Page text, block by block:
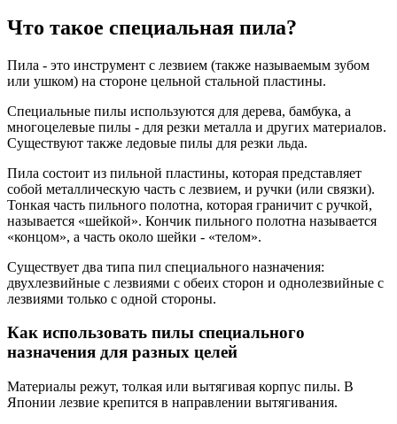
Что такое специальная пила?
Пила - это инструмент с лезвием (также называемым зубом
или ушком) на стороне цельной стальной пластины.
Специальные пилы используются для дерева, бамбука, а
многоцелевые пилы - для резки металла и других материалов.
Существуют также ледовые пилы для резки льда.
Пила состоит из пильной пластины, которая представляет
собой металлическую часть с лезвием, и ручки (или связки).
Тонкая часть пильного полотна, которая граничит с ручкой,
называется «шейкой». Кончик пильного полотна называется
«концом», а часть около шейки - «телом».
Существует два типа пил специального назначения:
двухлезвийные с лезвиями с обеих сторон и однолезвийные с
лезвиями только с одной стороны.
Как использовать пилы специального
назначения для разных целей
Материалы режут, толкая или вытягивая корпус пилы. В
Японии лезвие крепится в направлении вытягивания.